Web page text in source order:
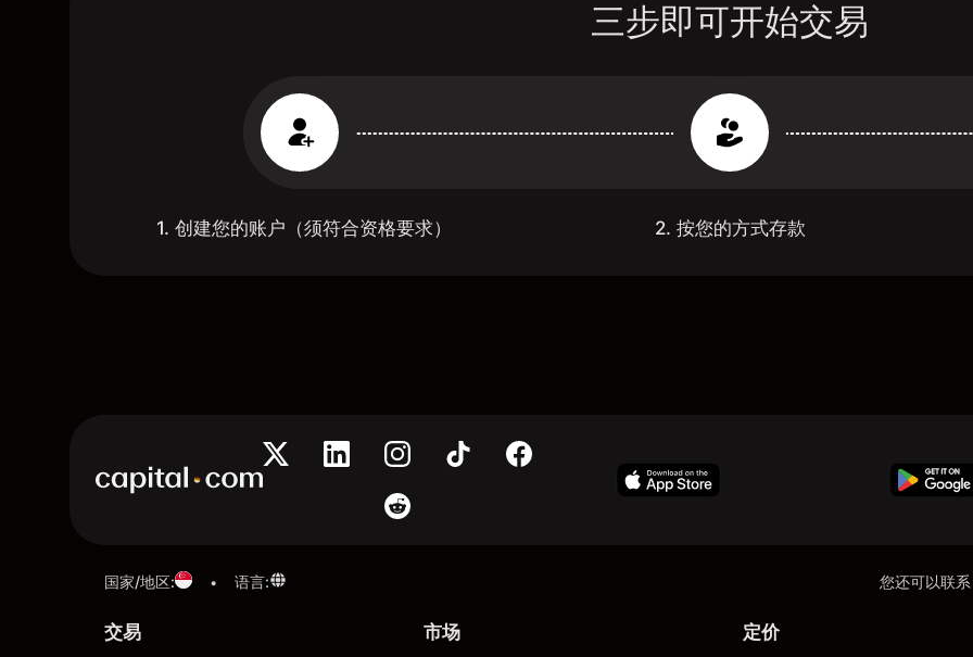
三步即可开始交易
1. 创建您的账户（须符合资格要求） 2. 按您的方式存款
国家/地区: • 语言: 您还可以联
交易 市场 定价